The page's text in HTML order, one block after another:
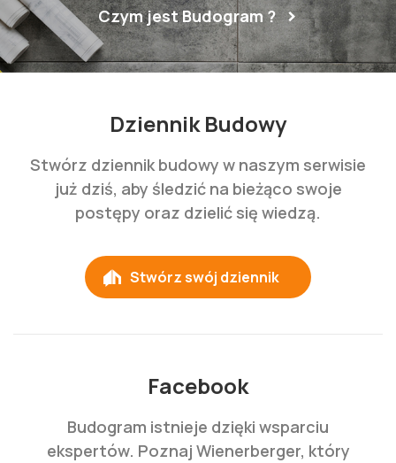
Czym jest Budogram ?
Dziennik Budowy
Stwórz dziennik budowy w naszym serwisie
już dziś, aby śledzić na bieżąco swoje
postępy oraz dzielić się wiedzą.
Stwórz swój dziennik
Facebook
Budogram istnieje dzięki wsparciu
ekspertów. Poznaj Wienerberger, który